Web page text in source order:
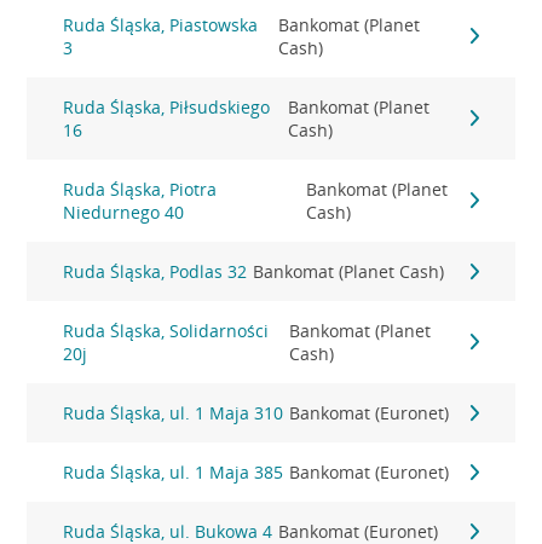
Ruda Śląska, Piastowska
3
Bankomat (Planet
Cash)
Ruda Śląska, Piłsudskiego
16
Bankomat (Planet
Cash)
Ruda Śląska, Piotra
Niedurnego 40
Bankomat (Planet
Cash)
Ruda Śląska, Podlas 32 Bankomat (Planet Cash)
Ruda Śląska, Solidarności
20j
Bankomat (Planet
Cash)
Ruda Śląska, ul. 1 Maja 310 Bankomat (Euronet)
Ruda Śląska, ul. 1 Maja 385 Bankomat (Euronet)
Ruda Śląska, ul. Bukowa 4 Bankomat (Euronet)